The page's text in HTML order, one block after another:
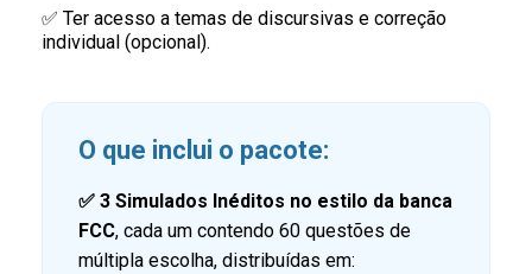
✅ Ter acesso a temas de discursivas e correção
individual (opcional).
O que inclui o pacote:
✅ 3 Simulados Inéditos no estilo da banca
FCC, cada um contendo 60 questões de
múltipla escolha, distribuídas em: